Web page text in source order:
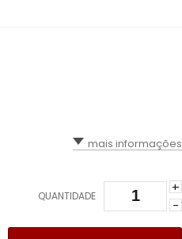
mais informações
QUANTIDADE
+
-